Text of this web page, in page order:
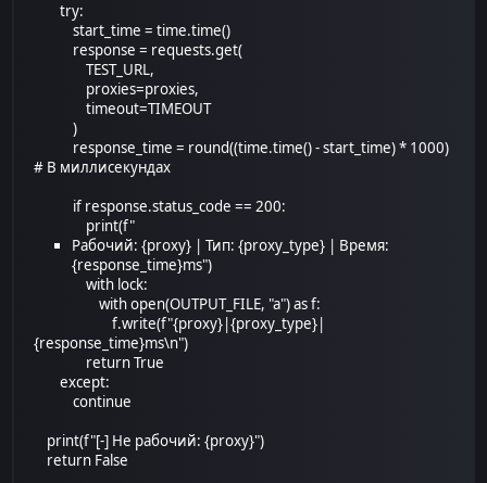
try:
start_time = time.time()
response = requests.get(
TEST_URL,
proxies=proxies,
timeout=TIMEOUT
)
response_time = round((time.time() - start_time) * 1000)
# В миллисекундах
if response.status_code == 200:
print(f"
Рабочий: {proxy} | Тип: {proxy_type} | Время:
{response_time}ms")
with lock:
with open(OUTPUT_FILE, "a") as f:
f.write(f"{proxy}|{proxy_type}|
{response_time}ms\n")
return True
except:
continue
print(f"[-] Не рабочий: {proxy}")
return False